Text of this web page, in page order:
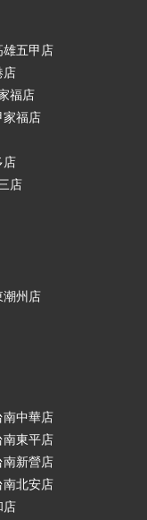
雄五甲店
店
福店
家福店
店
店
潮州店
南中華店
南東平店
南新營店
南北安店
店